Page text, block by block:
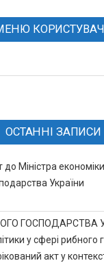
ОСТАННІ ЗАПИСИ
до Міністра
України
ГОСПОДАРСТВА
у сфері рибного
акт у